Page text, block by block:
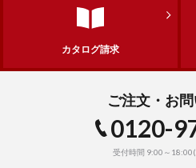
カタログ請求
ご注文・お
0120-
受付時間 9:00～